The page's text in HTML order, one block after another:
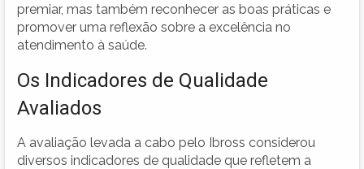
premiar, mas também reconhecer as boas práticas e
promover uma reflexão sobre a excelência no
atendimento à saúde.
Os Indicadores de Qualidade
Avaliados
A avaliação levada a cabo pelo Ibross considerou
diversos indicadores de qualidade que refletem a